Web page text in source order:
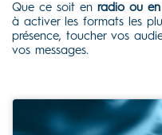
Que ce soit en radio ou
à activer les formats les
présence, toucher vos
vos messages.